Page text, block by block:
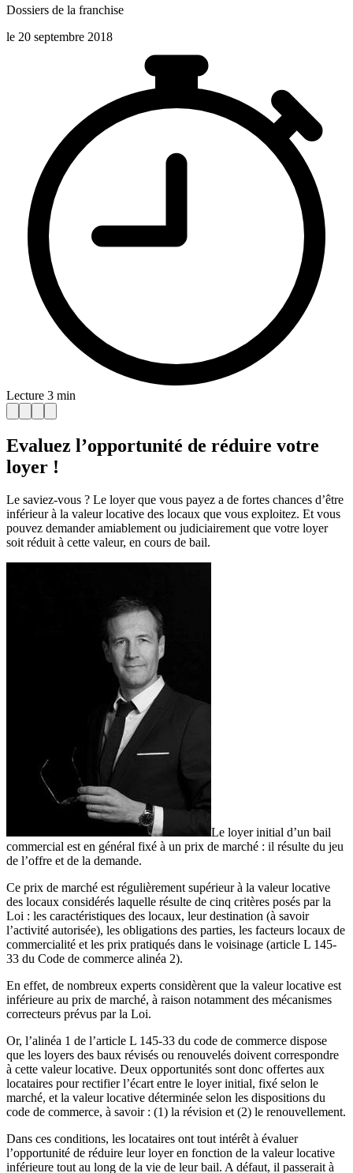
Dossiers de la franchise
le 20 septembre 2018
Lecture 3 min
Evaluez l’opportunité de réduire votre
loyer !
Le saviez-vous ? Le loyer que vous payez a de fortes chances d’être
inférieur à la valeur locative des locaux que vous exploitez. Et vous
pouvez demander amiablement ou judiciairement que votre loyer
soit réduit à cette valeur, en cours de bail.
Le loyer initial d’un bail
commercial est en général fixé à un prix de marché : il résulte du jeu
de l’offre et de la demande.
Ce prix de marché est régulièrement supérieur à la valeur locative
des locaux considérés laquelle résulte de cinq critères posés par la
Loi : les caractéristiques des locaux, leur destination (à savoir
l’activité autorisée), les obligations des parties, les facteurs locaux de
commercialité et les prix pratiqués dans le voisinage (article L 145-
33 du Code de commerce alinéa 2).
En effet, de nombreux experts considèrent que la valeur locative est
inférieure au prix de marché, à raison notamment des mécanismes
correcteurs prévus par la Loi.
Or, l’alinéa 1 de l’article L 145-33 du code de commerce dispose
que les loyers des baux révisés ou renouvelés doivent correspondre
à cette valeur locative. Deux opportunités sont donc offertes aux
locataires pour rectifier l’écart entre le loyer initial, fixé selon le
marché, et la valeur locative déterminée selon les dispositions du
code de commerce, à savoir : (1) la révision et (2) le renouvellement.
Dans ces conditions, les locataires ont tout intérêt à évaluer
l’opportunité de réduire leur loyer en fonction de la valeur locative
inférieure tout au long de la vie de leur bail. A défaut, il passerait à